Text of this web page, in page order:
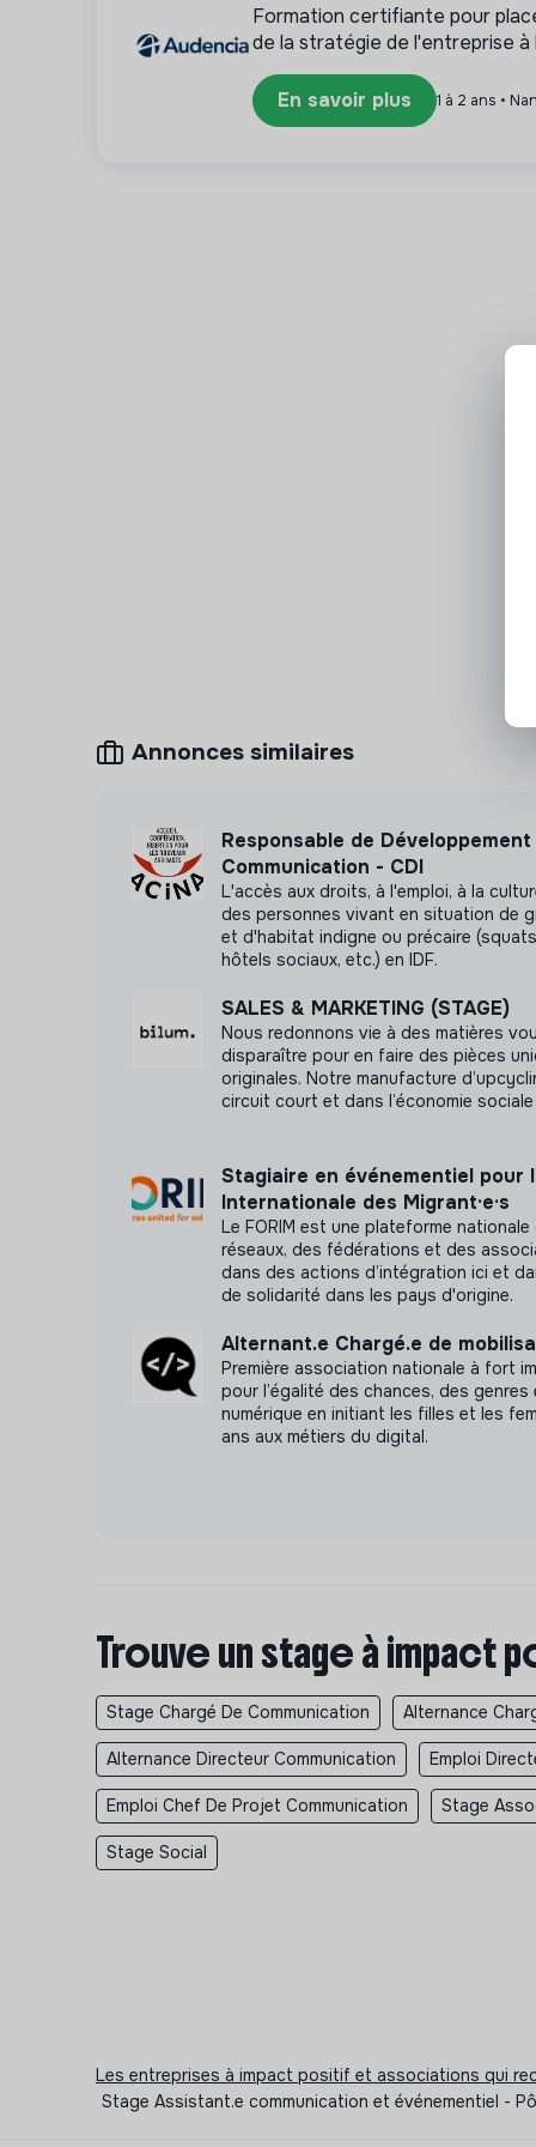
Chez idealCO, nous sommes du côté de ceux
Nous sommes la plus grande plateforme
Formation certifiante pour
de la stratégie de l'entreprise à
En savoir plus 1 à 2 ans •
Annonces similaires
Responsable de
Communication - CDI
L'accès aux droits, à l'emploi, à la
des personnes vivant en situation de
et d'habitat indigne ou précaire
hôtels sociaux, etc.) en IDF.
SALES & MARKETING (STAGE)
Nous redonnons vie à des matières
disparaître pour en faire des pièces
originales. Notre manufacture
circuit court et dans l’économie
Stagiaire en événementiel pour
Internationale des Migrant·e·s
Le FORIM est une plateforme
réseaux, des fédérations et des
dans des actions d’intégration ici et
de solidarité dans les pays d'origine.
Alternant.e Chargé.e de
Première association nationale à fort
pour l’égalité des chances, des genres
numérique en initiant les filles et les
ans aux métiers du digital.
Trouve un stage à impact
Stage Chargé De Communication Alternance
Alternance Directeur Communication Emploi
Emploi Chef De Projet Communication Stage
Stage Social
Les entreprises à impact positif et associations qui
Stage Assistant.e communication et événementiel -